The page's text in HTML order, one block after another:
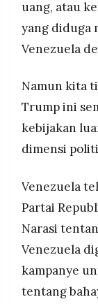
uang, atau
yang diduga
Venezuela
Namun kita
Trump ini
kebijakan
dimensi
Venezuela
Partai
Narasi
Venezuela
kampanye
tentang